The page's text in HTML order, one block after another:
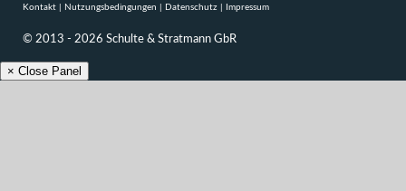
Kontakt Nutzungsbedingungen Datenschutz Impressum
© 2013 - 2026 Schulte & Stratmann GbR
× Close Panel